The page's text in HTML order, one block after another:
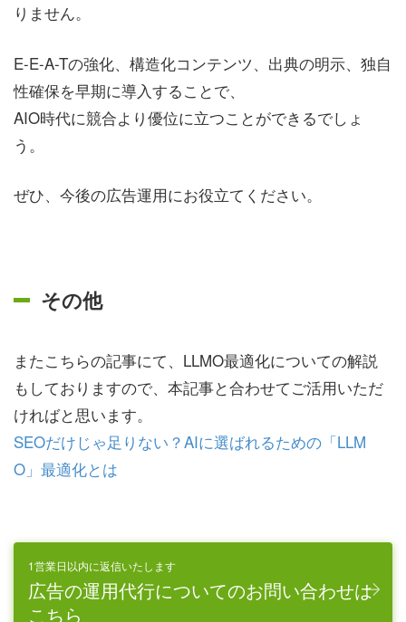
りません。
E-E-A-Tの強化、構造化コンテンツ、出典の明示、独自
性確保を早期に導入することで、
AIO時代に競合より優位に立つことができるでしょ
う。
ぜひ、今後の広告運用にお役立てください。
その他
またこちらの記事にて、LLMO最適化についての解説
もしておりますので、本記事と合わせてご活用いただ
ければと思います。
SEOだけじゃ足りない？AIに選ばれるための「LLM
O」最適化とは
1営業日以内に返信いたします
広告の運用代行についてのお問い合わせは
こちら